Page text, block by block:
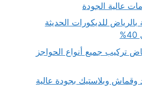
عالية الجودة
للديكورات الحديثة
تركيب جميع أنواع الحواجز
وبلاستيك بجودة عالية